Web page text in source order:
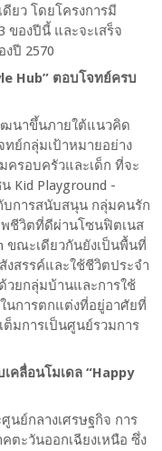
ยว โดยโครงการมี
ของปีนี้ และจะเสร็จ
งปี 2570
Hub” ตอบโจทย์ครบ
นาขึ้นภายใต้แนวคิด
ทย์กลุ่มเป้าหมายอย่าง
ครอบครัวและเด็ก ที่จะ
น Kid Playground -
การสนับสนุน กลุ่มคนรัก
ชีวิตที่ดีผ่านโซนฟิตเนส
ขณะเดียวกันยังเป็นพื้นที่
สรรค์และใช้ชีวิตประจำ
วยกลุ่มบ้านและการใช้
นการตกแต่งที่อยู่อาศัยที่
ต็มการเป็นศูนย์รวมการ
คลื่อนโมเดล “Happy
ย์กลางเศรษฐกิจ การ
ตะวันออกเฉียงเหนือ ซึ่ง